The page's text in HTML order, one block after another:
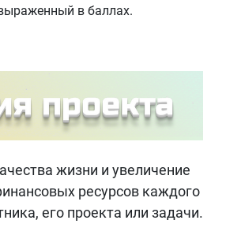
в баллах.
жизни и увеличение
ресурсов каждого
его проекта или задачи.